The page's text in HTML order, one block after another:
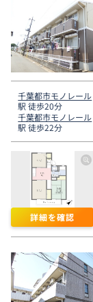
千葉都市モノレール
駅 徒歩20分
千葉都市モノレール
駅 徒歩22分
詳細を確認